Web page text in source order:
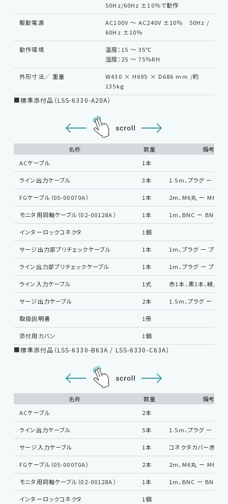
50Hz/60Hz ±10％で動作
駆動電源
AC100V 〜 AC240V ±10％ 50Hz /
60Hz ±10％
動作環境
温度：15 〜 35℃
湿度：25 〜 75％RH
外形寸法／ 重量
W430 × H695 × D686 mm /約
135kg
■標準添付品（LSS-6330-A20A）
名称 数量
備考
ACケーブル
1本
ライン出力ケーブル 3本 1.5m、プラグ ー M6
FGケーブル（05-00070A） 1本 2m、M6丸 ー M6丸
モニタ用同軸ケーブル（02-00128A） 1本 1m、BNC ー BNC
インターロックコネクタ 1個
サージ出力部プリチェックケーブル 1本 1m、プラグ ー プラグ
ライン出力部プリチェックケーブル 1本 1m、プラグ ー プラグ
ライン入力ケーブル 1式 赤1本、黒1本、緑/黄1
サージ出力ケーブル 2本 1.5m、プラグ ー ワニ
取扱説明書 1冊
添付用カバン 1個
■標準添付品（LSS-6330-B63A / LSS-6330-C63A）
名称 数量
備考
ACケーブル
2本
ライン出力ケーブル 5本 1.5m、プラグ ー M6
サージ入力ケーブル 1本 コネクタカバー赤、黒
FGケーブル（05-00070A） 2本 2m、M6丸 ー M6丸
モニタ用同軸ケーブル（02-00128A） 1本 1m、BNC ー BNC
インターロックコネクタ 1個